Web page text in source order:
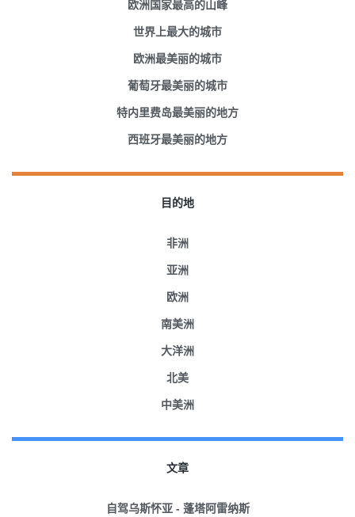
欧洲国家最高的山峰
世界上最大的城市
欧洲最美丽的城市
葡萄牙最美丽的城市
特内里费岛最美丽的地方
西班牙最美丽的地方
目的地
非洲
亚洲
欧洲
南美洲
大洋洲
北美
中美洲
文章
自驾乌斯怀亚 - 蓬塔阿雷纳斯